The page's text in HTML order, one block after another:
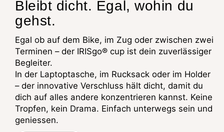
Bleibt dicht. Egal, wohin du
gehst.
Egal ob auf dem Bike, im Zug oder zwischen zwei
Terminen – der IRISgo® cup ist dein zuverlässiger
Begleiter.
In der Laptoptasche, im Rucksack oder im Holder
– der innovative Verschluss hält dicht, damit du
dich auf alles andere konzentrieren kannst. Keine
Tropfen, kein Drama. Einfach unterwegs sein und
geniessen.